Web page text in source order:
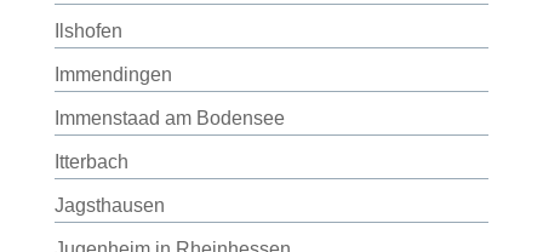
Ilshofen
Immendingen
Immenstaad am Bodensee
Itterbach
Jagsthausen